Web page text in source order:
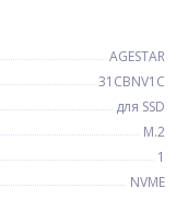
AGESTAR
31CBNV1C
для SSD
M.2
1
NVME